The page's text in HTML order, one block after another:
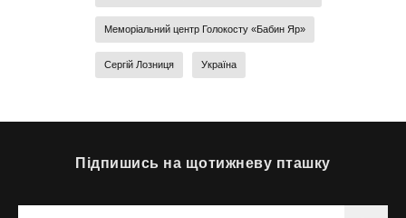
Меморіальний центр Голокосту «Бабин Яр»
Сергій Лозниця Україна
Підпишись на щотижневу пташку